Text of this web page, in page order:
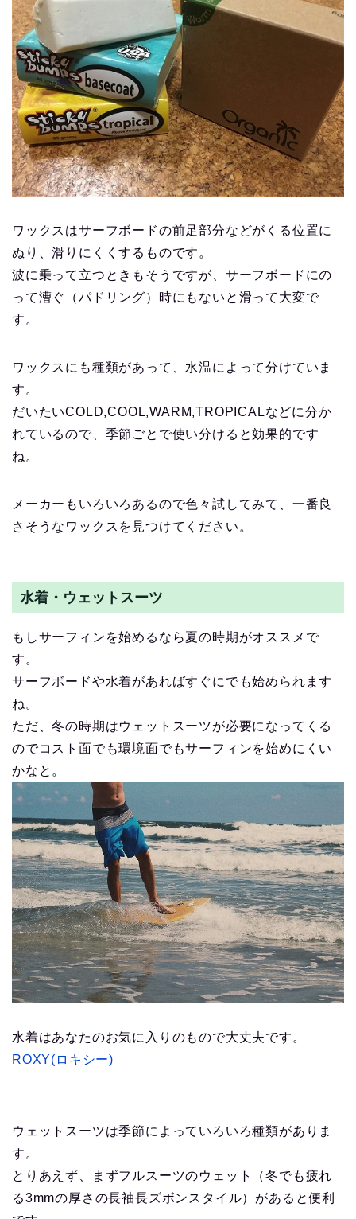
ワックスはサーフボードの前足部分などがくる位置に
ぬり、滑りにくくするものです。
波に乗って立つときもそうですが、サーフボードにの
って漕ぐ（パドリング）時にもないと滑って大変で
す。
ワックスにも種類があって、水温によって分けていま
す。
だいたいCOLD,COOL,WARM,TROPICALなどに分か
れているので、季節ごとで使い分けると効果的です
ね。
メーカーもいろいろあるので色々試してみて、一番良
さそうなワックスを見つけてください。
水着・ウェットスーツ
もしサーフィンを始めるなら夏の時期がオススメで
す。
サーフボードや水着があればすぐにでも始められます
ね。
ただ、冬の時期はウェットスーツが必要になってくる
のでコスト面でも環境面でもサーフィンを始めにくい
かなと。
水着はあなたのお気に入りのもので大丈夫です。
ROXY(ロキシー)
ウェットスーツは季節によっていろいろ種類がありま
す。
とりあえず、まずフルスーツのウェット（冬でも疲れ
る3mmの厚さの長袖長ズボンスタイル）があると便利